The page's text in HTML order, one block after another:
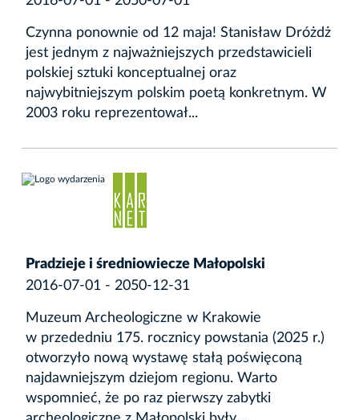
Czynna ponownie od 12 maja! Stanisław Dróżdż
jest jednym z najważniejszych przedstawicieli
polskiej sztuki konceptualnej oraz
najwybitniejszym polskim poetą konkretnym. W
2003 roku reprezentował...
Pradzieje i średniowiecze Małopolski
2016-07-01 - 2050-12-31
Muzeum Archeologiczne w Krakowie
w przededniu 175. rocznicy powstania (2025 r.)
otworzyło nową wystawę stałą poświęconą
najdawniejszym dziejom regionu. Warto
wspomnieć, że po raz pierwszy zabytki